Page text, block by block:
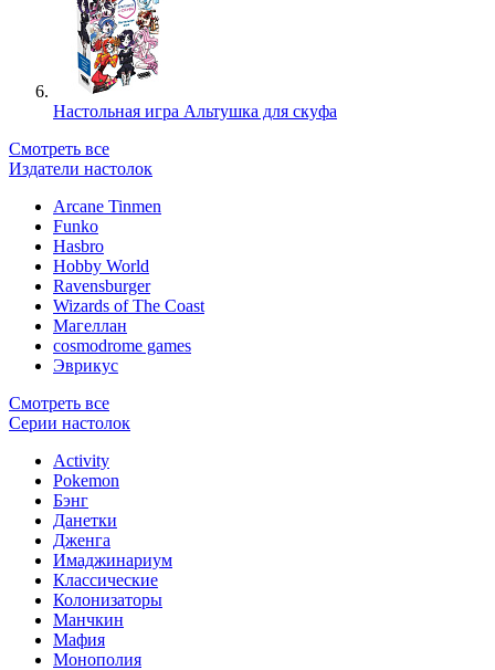
Настольная игра Альтушка для скуфа
Смотреть все
Издатели настолок
Arcane Tinmen
Funko
Hasbro
Hobby World
Ravensburger
Wizards of The Coast
Магеллан
сosmodrome games
Эврикус
Смотреть все
Серии настолок
Activity
Pokemon
Бэнг
Данетки
Дженга
Имаджинариум
Классические
Колонизаторы
Манчкин
Мафия
Монополия